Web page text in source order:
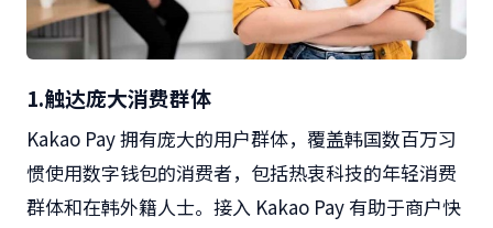
1.触达庞大消费群体
Kakao Pay拥有庞大的用户群体，覆盖韩国数百万习
惯使用数字钱包的消费者，包括热衷科技的年轻消费
群体和在韩外籍人士。接入 Kakao Pay 有助于商户快